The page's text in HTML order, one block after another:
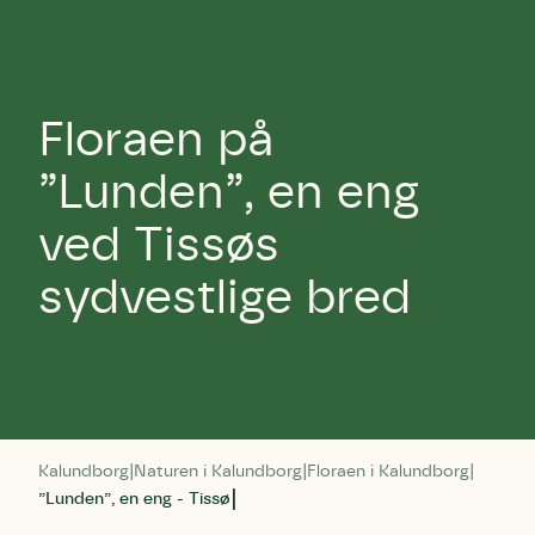
Floraen på
”Lunden”, en eng
ved Tissøs
sydvestlige bred
Kalundborg Naturen i Kalundborg Floraen i Kalundborg
”Lunden”, en eng - Tissø